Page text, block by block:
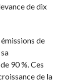
de dix
de
90 %. Ces
de la